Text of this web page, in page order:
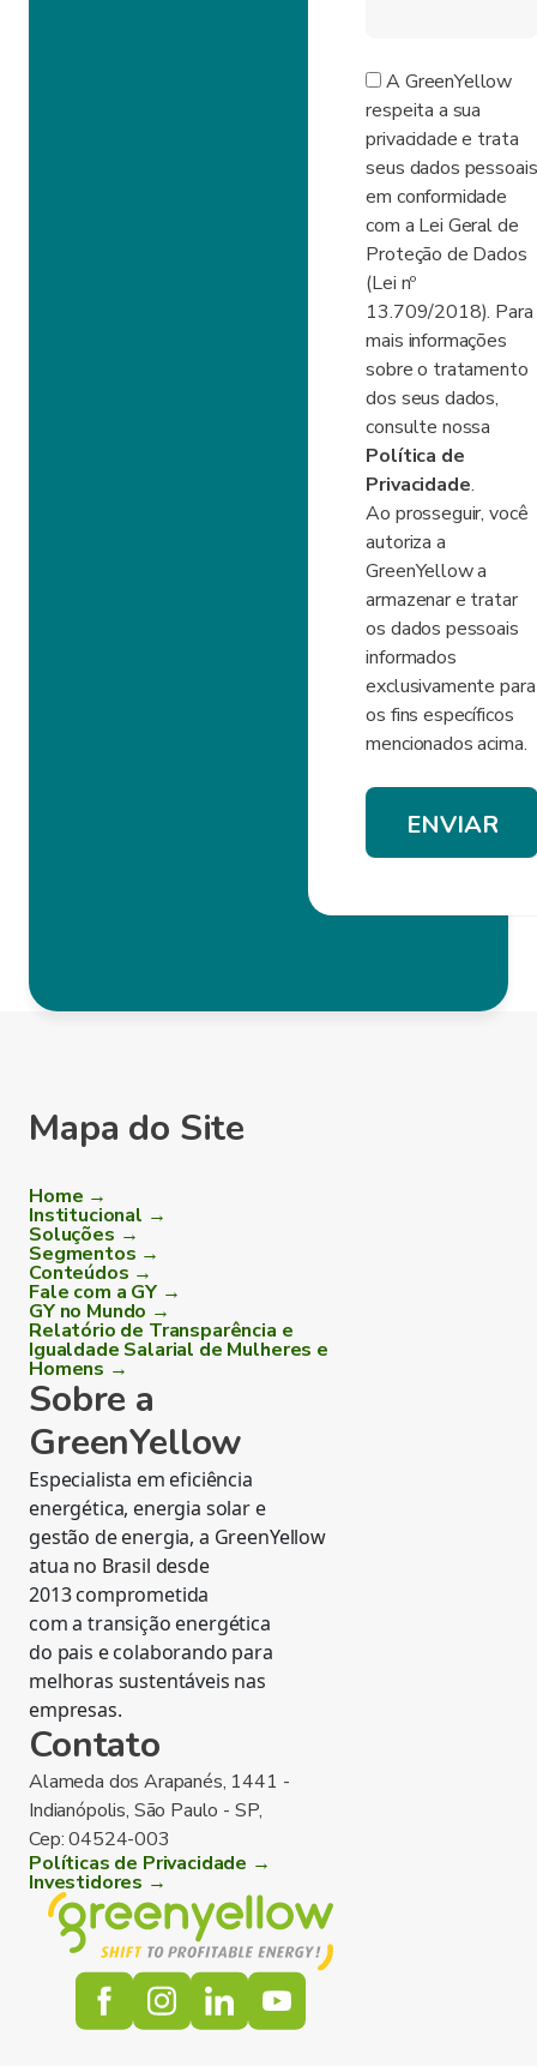
A GreenYellow
respeita a sua
privacidade e trata
seus dados pessoais
em conformidade
com a Lei Geral de
Proteção de Dados
(Lei nº
13.709/2018). Para
mais informações
sobre o tratamento
dos seus dados,
consulte nossa
Política de
Privacidade.
Ao prosseguir, você
autoriza a
GreenYellow a
armazenar e tratar
os dados pessoais
informados
exclusivamente para
os fins específicos
mencionados acima.
Mapa do Site
Home →
Institucional →
Soluções →
Segmentos →
Conteúdos →
Fale com a GY →
GY no Mundo →
Relatório de Transparência e
Igualdade Salarial de Mulheres e
Homens →
Sobre a
GreenYellow
Especialista em eficiência
energética, energia solar e
gestão de energia, a GreenYellow
atua no Brasil desde
2013 comprometida
com a transição energética
do pais e colaborando para
melhoras sustentáveis nas
empresas.
Contato
Alameda dos Arapanés, 1441 -
Indianópolis, São Paulo - SP,
Cep: 04524-003
Políticas de Privacidade →
Investidores →